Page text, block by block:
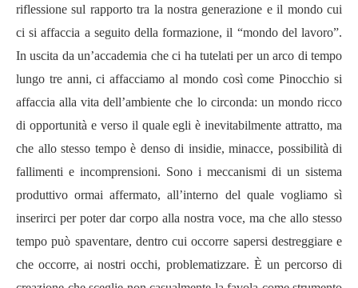
riflessione sul rapporto tra la nostra generazione e il mondo cui
ci si affaccia a seguito della formazione, il “mondo del lavoro”.
In uscita da un’accademia che ci ha tutelati per un arco di tempo
lungo tre anni, ci affacciamo al mondo così come Pinocchio si
affaccia alla vita dell’ambiente che lo circonda: un mondo ricco
di opportunità e verso il quale egli è inevitabilmente attratto, ma
che allo stesso tempo è denso di insidie, minacce, possibilità di
fallimenti e incomprensioni. Sono i meccanismi di un sistema
produttivo ormai affermato, all’interno del quale vogliamo sì
inserirci per poter dar corpo alla nostra voce, ma che allo stesso
tempo può spaventare, dentro cui occorre sapersi destreggiare e
che occorre, ai nostri occhi, problematizzare. È un percorso di